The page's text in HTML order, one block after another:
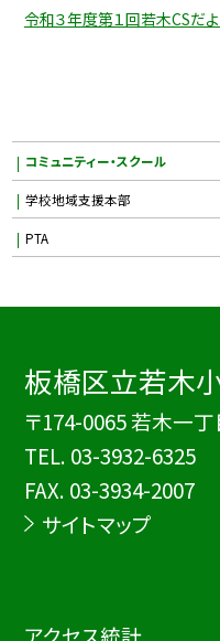
令和３年度第１回若木CSだよ
コミュニティー・スクール
学校地域支援本部
PTA
板橋区立若木
〒174-0065 若木一
TEL. 03-3932-6325
FAX. 03-3934-2007
サイトマップ
アクセス統計